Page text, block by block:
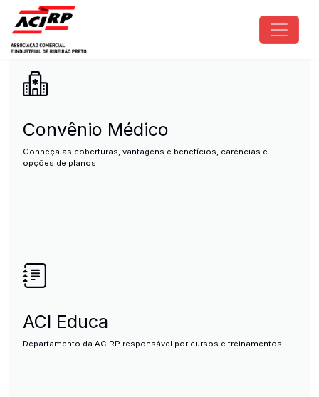
Pular para o conteúdo principal
ACIRP - Associação Comercial
Convênio Médico
Conheça as coberturas, vantagens e benefícios, carências e
opções de planos
ACI Educa
Departamento da ACIRP responsável por cursos e treinamentos